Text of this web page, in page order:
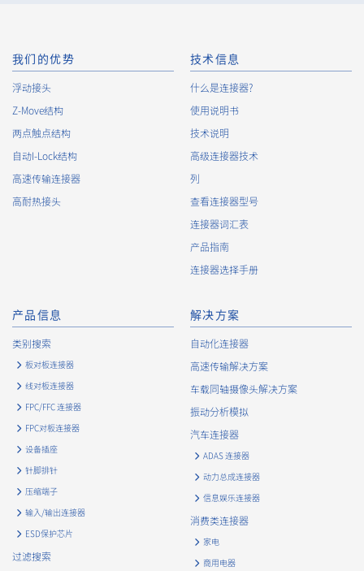
90pin 14.00（+0.5/-0.5mm）
120pin 14.00（+0.5/-0.5mm）
我们的优势
浮动接头
Z-Move结构
两点触点结构
自动I-Lock结构
高速传输连接器
高耐热接头
技术信息
什么是连接器?
使用说明书
技术说明
高级连接器技术
列
查看连接器型号
连接器词汇表
产品指南
连接器选择手册
产品信息
类别搜索
板对板连接器
线对板连接器
FPC/FFC 连接器
FPC对板连接器
设备插座
针脚排针
压缩端子
输入/输出连接器
ESD保护芯片
过滤搜索
解决方案
自动化连接器
高速传输解决方案
车载同轴摄像头解决方案
振动分析模拟
汽车连接器
ADAS 连接器
动力总成连接器
信息娱乐连接器
消费类连接器
家电
商用电器